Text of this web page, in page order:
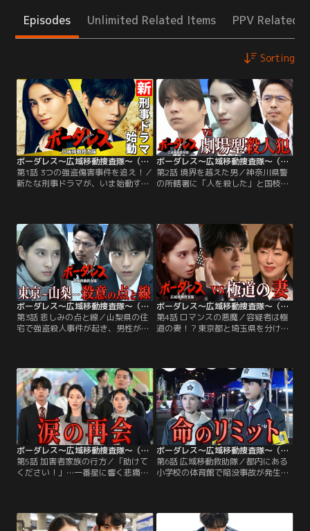
Episodes Unlimited Related Items PPV Related
Sorting
ボーダレス～広域移動捜査隊～（2026/04/08放送分）第01話
第1話 3つの強盗傷害事件を追え！／
新たな刑事ドラマが、いま始動す
という、前代未聞の発想が、警察の
常識を覆していく。若き刑事・黄沢
蕾（佐藤勝利）が飛び乗ったのは、
その中核を担う捜査本部車【一番
星】。
ボーダレス～広域移動捜査隊～（2026/04/15放送分）第02話
第2話 境界を越えた男／神奈川県警
の所轄署に「人を殺した」と国枝将
司（野間口徹）という男が自首して
と東京都にまたがって起きたと思わ
れる事件に、仲沢桃子（土屋太鳳）
ら≪移動捜査課≫に出動命令が出
る。
ボーダレス～広域移動捜査隊～（2026/04/22放送分）第03話
第3話 悲しみの点と線／山梨県の住
宅で強盗殺人事件が起き、男性が殺
克秀）が重要参考人として浮上す
る。山梨県警と警視庁が捜査に乗り
出したことで、≪移動捜査課≫にも
出動命令が。友里恵、深沢の双方に
事情聴取をした蕾（佐藤勝利）、桃
子（土屋太鳳）だったが…。
ボーダレス～広域移動捜査隊～（2026/05/06放送分）第04話
第4話 ロマンスの悪魔／容疑者は極
道の妻！？東京都と埼玉県を分ける
超える“ロマンス詐欺”の重要参考人
だった！移動捜査課は、被害者の中
でも被害額が飛び抜けて高額だった
獅子縞龍子（かたせ梨乃）のもと
へ…しかし龍子はなんと…。
ボーダレス～広域移動捜査隊～（2026/05/13放送分）第05話
第5話 加害者家族の行方／「助けて
ください！」…一番星に響く悲痛な
女性の叫び！≪殺人犯の妻≫として
護した移動捜査課。弘恵の窮地を救
い、生き別れになっている息子を探
ボーダレス～広域移動捜査隊～（2026/05/20放送分）第06話
第6話 広域移動救助隊／都内にある
小学校の体育館で陥没事故が発生
の後方支援”のため、【一番星】と
災害派遣支援物資輸送車である3号